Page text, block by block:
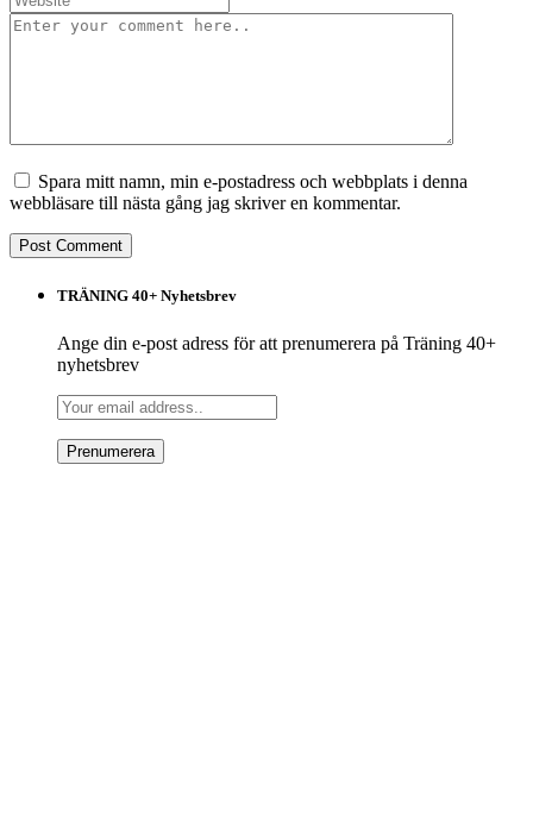
Spara mitt namn, min e-postadress och webbplats i denna
webbläsare till nästa gång jag skriver en kommentar.
TRÄNING 40+ Nyhetsbrev
Ange din e-post adress för att prenumerera på Träning 40+
nyhetsbrev